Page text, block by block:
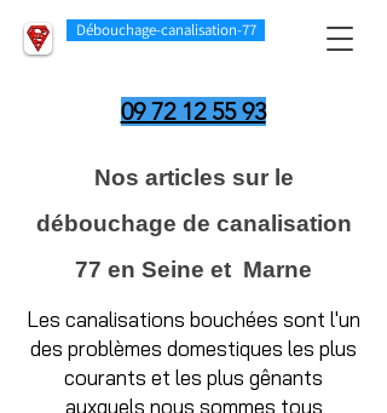
Débouchage-canalisation-77
09 72 12 55 93
Nos articles sur le
débouchage de canalisation
77 en Seine et Marne
Les canalisations bouchées sont l'un
des problèmes domestiques les plus
courants et les plus gênants
auxquels nous sommes tous